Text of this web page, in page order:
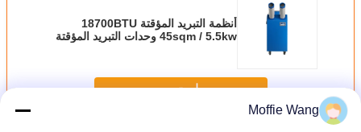
أنظمة التبريد المؤقتة 18700BTU
45sqm / 5.5kw وحدات التبريد المؤقتة
استمر
Moffie Wang